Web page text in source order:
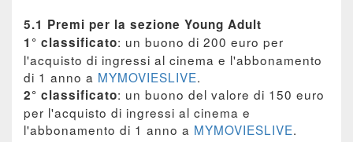
5.1 Premi per la sezione Young Adult
1° classificato: un buono di 200 euro per
l'acquisto di ingressi al cinema e l'abbonamento
di 1 anno a MYMOVIESLIVE.
2° classificato: un buono del valore di 150 euro
per l'acquisto di ingressi al cinema e
l'abbonamento di 1 anno a MYMOVIESLIVE.